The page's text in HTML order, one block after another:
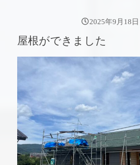
2025年9月18日
屋根ができました